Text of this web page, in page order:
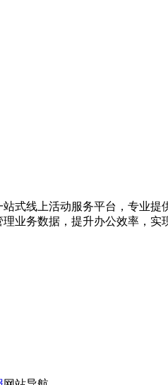
式线上活动服务平台，专业
业务数据，提升办公效率，实